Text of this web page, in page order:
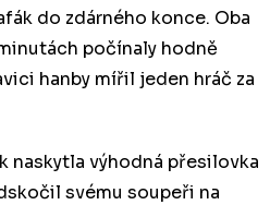
do zdárného konce. Oba
počínaly hodně
hanby mířil jeden hráč za
naskytla výhodná přesilovka
svému soupeři na